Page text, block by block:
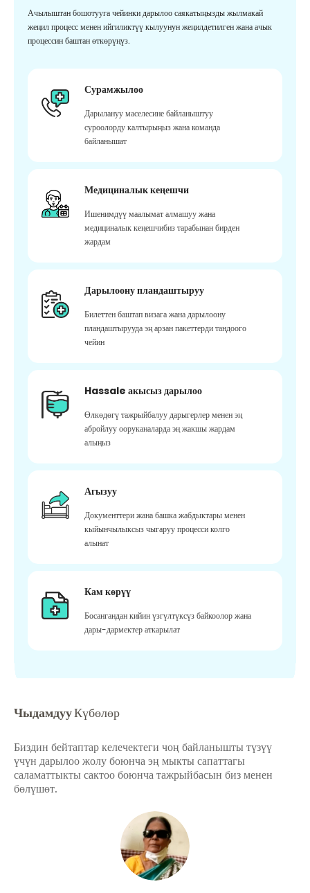
Ачылыштан бошотууга чейинки дарылоо саякатыңызды жылмакай
жеңил процесс менен ийгиликтүү кылуунун жеңилдетилген жана ачык
процессин баштан өткөрүңүз.
Сурамжылоо
Дарылануу маселесине байланыштуу
суроолорду калтырыңыз жана команда
байланышат
Медициналык кеңешчи
Ишенимдүү маалымат алмашуу жана
медициналык кеңешчибиз тарабынан бирден
жардам
Дарылоону пландаштыруу
Билеттен баштап визага жана дарылоону
пландаштырууда эң арзан пакеттерди тандоого
чейин
Hassale акысыз дарылоо
Өлкөдөгү тажрыйбалуу дарыгерлер менен эң
абройлуу ооруканаларда эң жакшы жардам
алыңыз
Агызуу
Документтери жана башка жабдыктары менен
кыйынчылыксыз чыгаруу процесси колго
алынат
Кам көрүү
Босангандан кийин үзгүлтүксүз байкоолор жана
дары-дармектер аткарылат
ЧыдамдууКүбөлөр
Биздин бейтаптар келечектеги чоң байланышты түзүү
үчүн дарылоо жолу боюнча эң мыкты сапаттагы
саламаттыкты сактоо боюнча тажрыйбасын биз менен
бөлүшөт.